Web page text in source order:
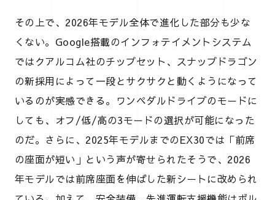
その上で、2026年モデル全体で進化した部分も少な
くない。Google搭載のインフォテイメントシステム
ではクアルコム社のチップセット、スナップドラゴン
の新採用によって一段とサクサクと動くようになって
いるのが実感できる。ワンペダルドライブのモードに
しても、オフ/低/高の3モードの選択が可能になった
のだ。さらに、2025年モデルまでのEX30では「前席
の座面が短い」という声が寄せられたそうで、2026
年モデルでは前席座面を伸ばした新シートに改められ